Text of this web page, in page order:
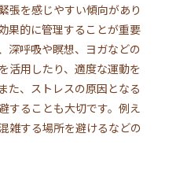
張を感じやすい傾向があり
果的に管理することが重要
深呼吸や瞑想、ヨガなどの
活用したり、適度な運動を
た、ストレスの原因となる
することも大切です。例え
雑する場所を避けるなどの